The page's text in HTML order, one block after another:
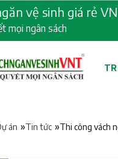
vệ sinh giá rẻ
mọi ngân sách
án »Tin tức »Thi công vách